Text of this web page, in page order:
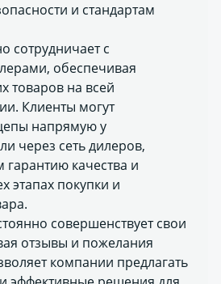
и стандартам
сотрудничает с
обеспечивая
товаров на всей
Клиенты могут
напрямую у
через сеть дилеров,
гарантию качества и
этапах покупки и
совершенствует свои
отзывы и пожелания
компании предлагать